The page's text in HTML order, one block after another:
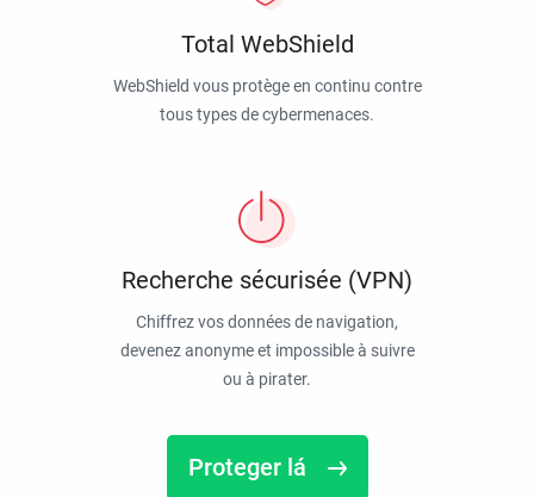
Total WebShield
WebShield vous protège en continu contre
tous types de cybermenaces.
Recherche sécurisée (VPN)
Chiffrez vos données de navigation,
devenez anonyme et impossible à suivre
ou à pirater.
Proteger lá